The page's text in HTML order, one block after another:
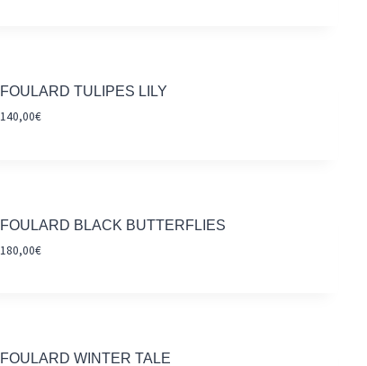
FOULARD TULIPES LILY
140,00€
FOULARD BLACK BUTTERFLIES
180,00€
FOULARD WINTER TALE